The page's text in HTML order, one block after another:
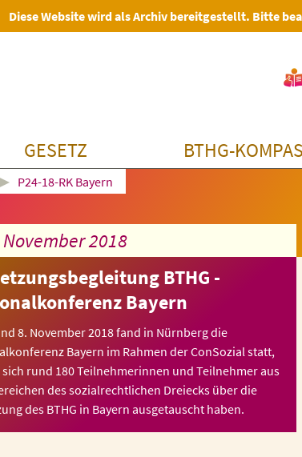
Diese Website wird als Archiv bereitgestellt. Bitte
GESETZ BTHG-
P24-18-RK Bayern
November 2018
BTHG -
Bayern
8. November 2018 fand in Nürnberg die
Bayern im Rahmen der ConSozial statt,
rund 180 Teilnehmerinnen und Teilnehmer aus
des sozialrechtlichen Dreiecks über die
des BTHG in Bayern ausgetauscht haben.